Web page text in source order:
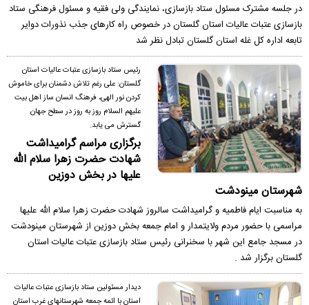
در جلسه مشترک مسئول ستاد بازسازی، نمایندگی ولی فقیه و مسئول فرهنگی ستاد
بازسازی عتبات عالیات استان گلستان در خصوص راه کارهای جذب نذورات دوایر
تابعه اداره کل غله استان گلستان تبادل نظر شد
رئیس ستاد بازسازی عتبات عالیات استان
گلستان: علی رغم تلاش دشمنان برای خاموش
کردن نور الهی، فرهنگ انسان ساز اهل بیت
علیهم السلام روز به روز در سطح جهان
گسترش می یابد.
برگزاری مراسم گرامیداشت
شهادت حضرت زهرا سلام الله
علیها در بخش دوزین
شهرستان مینودشت
به مناسبت ایام فاطمیه و گرامیداشت سالروز شهادت حضرت زهرا سلام الله علیها
مراسمی با حضور مردم ولایتمدار و امام جمعه بخش دوزین از شهرستان مینودشت
در مسجد جامع این شهر با سخنرانی رئیس ستاد بازسازی عتبات عالیات استان
گلستان برگزار شد .
دیدار مسئولین ستاد بازسازی عتبات عالیات
استان با ائمه جمعه شهرستانهای غرب استان